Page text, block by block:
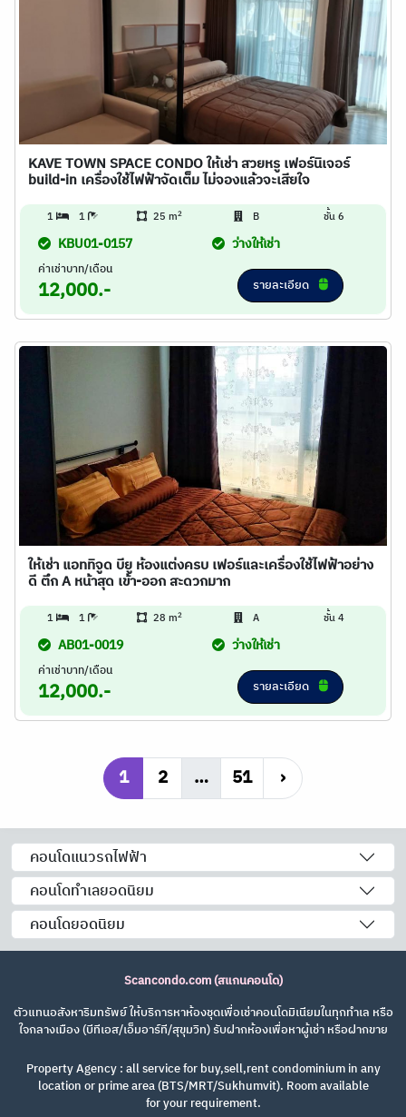
KAVE TOWN SPACE CONDO ให้เช่า สวยหรู เฟอร์นิเจอร์
build-in เครื่องใช้ไฟฟ้าจัดเต็ม ไม่จองแล้วจะเสียใจ
1 1 25 m2 B ชั้น 6
KBU01-0157 ว่างให้เช่า
ค่าเช่าบาท/เดือน
12,000.- รายละเอียด
ให้เช่า แอททิจูด บียู ห้องแต่งครบ เฟอร์และเครื่องใช้ไฟฟ้าอย่าง
ดี ตึก A หน้าสุด เข้า-ออก สะดวกมาก
1 1 28 m2 A ชั้น 4
AB01-0019 ว่างให้เช่า
ค่าเช่าบาท/เดือน
12,000.- รายละเอียด
1 2 … 51 ›
คอนโดแนวรถไฟฟ้า
คอนโดทำเลยอดนิยม
คอนโดยอดนิยม
Scancondo.com (สแกนคอนโด)
ตัวแทนอสังหาริมทรัพย์ ให้บริการหาห้องชุดเพื่อเช่าคอนโดมิเนียมในทุกทำเล หรือ
ใจกลางเมือง (บีทีเอส/เอ็มอาร์ที/สุขุมวิท) รับฝากห้องเพื่อหาผู้เช่า หรือฝากขาย
Property Agency : all service for buy,sell,rent condominium in any
location or prime area (BTS/MRT/Sukhumvit). Room available
for your requirement.